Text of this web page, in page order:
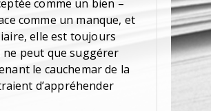
comme un bien –
comme un manque, et
elle est toujours
peut que suggérer
le cauchemar de la
d’appréhender